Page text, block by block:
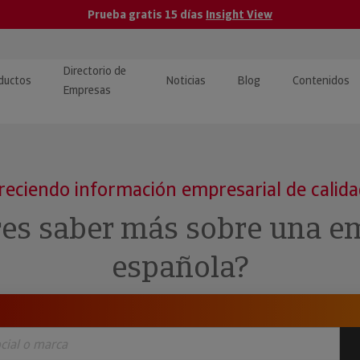
Prueba gratis 15 días Insight View
y ERP
· Recuperación de
Directorio de
Empresas
Noticias Blog Contenidos
Pública
Investigada
información empresarial de
saber más sobre una
española?